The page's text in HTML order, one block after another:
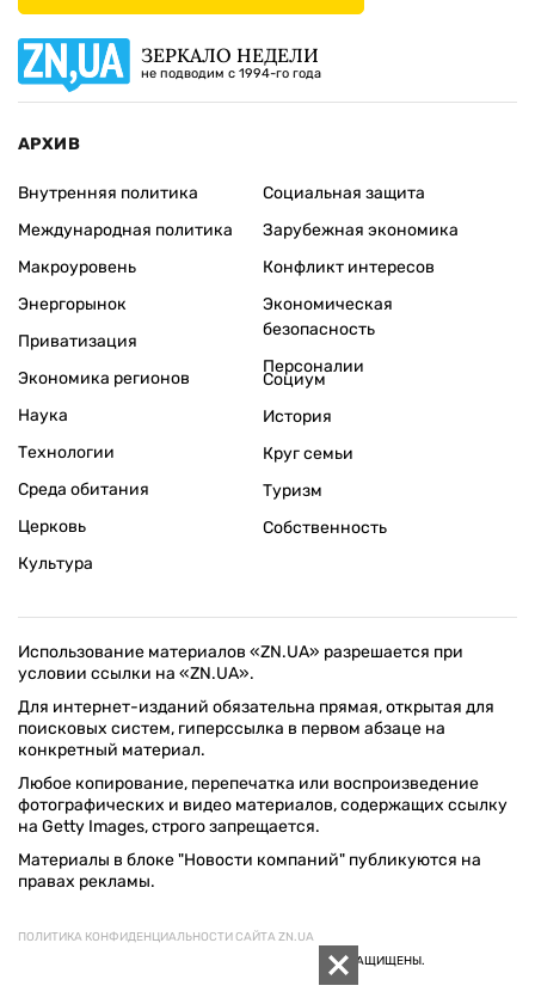
ЗЕРКАЛО НЕДЕЛИ
не подводим с 1994-го года
АРХИВ
Внутренняя политика
Международная политика
Макроуровень
Энергорынок
Приватизация
Экономика регионов
Социальная защита
Зарубежная экономика
Конфликт интересов
Экономическая
безопасность
Персоналии
Наука
Технологии
Среда обитания
Церковь
Культура
Социум
История
Круг семьи
Туризм
Собственность
Использование материалов «ZN.UA» разрешается при
условии ссылки на «ZN.UA».
Для интернет-изданий обязательна прямая, открытая для
поисковых систем, гиперссылка в первом абзаце на
конкретный материал.
Любое копирование, перепечатка или воспроизведение
фотографических и видео материалов, содержащих ссылку
на Getty Images, строго запрещается.
Материалы в блоке "Новости компаний" публикуются на
правах рекламы.
ПОЛИТИКА КОНФИДЕНЦИАЛЬНОСТИ САЙТА ZN.UA
© 1994–2026 «ЗЕРКАЛО НЕДЕЛИ. УКРАИНА». ВСЕ ПРАВА ЗАЩИЩЕНЫ.